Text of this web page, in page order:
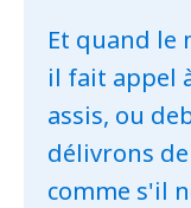
Et quand le
il fait appel
assis, ou
délivrons
comme s'il